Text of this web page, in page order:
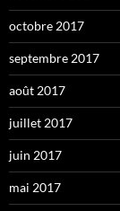
octobre 2017
septembre 2017
août 2017
juillet 2017
juin 2017
mai 2017